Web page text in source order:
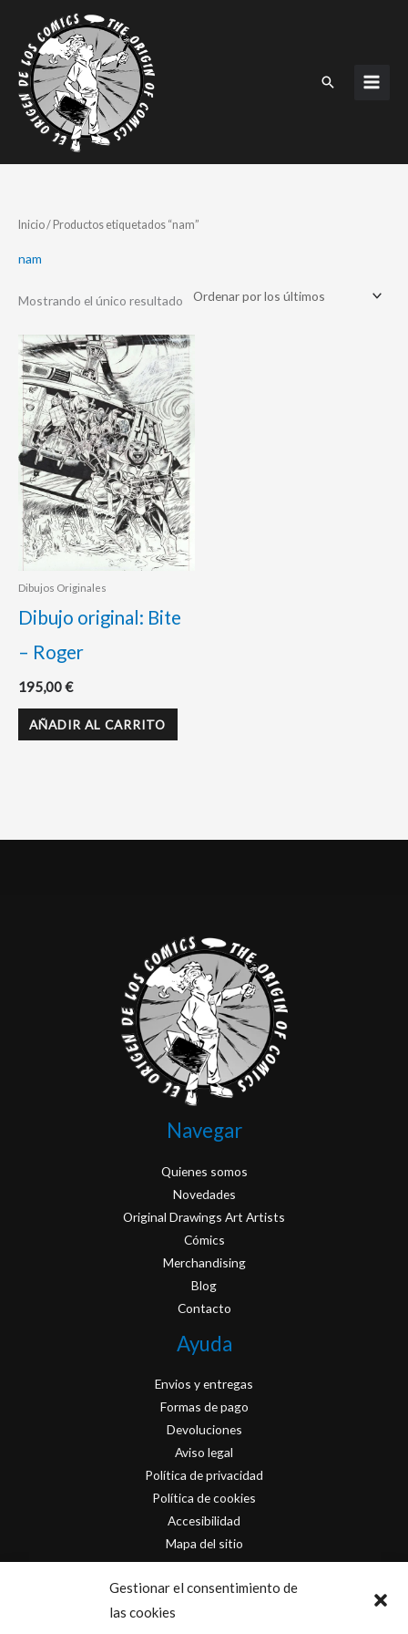
Gestionar el consentimiento de
las cookies
contenido
Buscar
Inicio/ Productos etiquetados “nam”
nam
Mostrando el único resultado
Dibujos Originales
Dibujo original: Bite
– Roger
195,00€
AÑADIR AL CARRITO
Navegar
Quienes somos
Novedades
Original Drawings Art Artists
Cómics
Merchandising
Blog
Contacto
Ayuda
Envios y entregas
Formas de pago
Devoluciones
Aviso legal
Política de privacidad
Política de cookies
Accesibilidad
Mapa del sitio
Contacto
info@originofcomics.com